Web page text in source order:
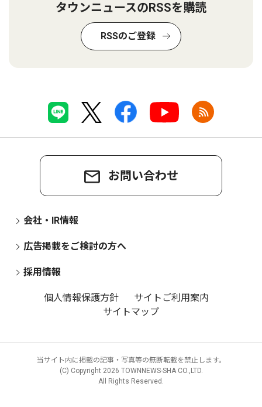
タウンニュースのRSSを購読
RSSのご登録
お問い合わせ
会社・IR情報
広告掲載をご検討の方へ
採用情報
個人情報保護方針
サイトご利用案内
サイトマップ
当サイト内に掲載の記事・写真等の無断転載を禁止します。
(C) Copyright 2026 TOWNNEWS-SHA CO.,LTD.
All Rights Reserved.